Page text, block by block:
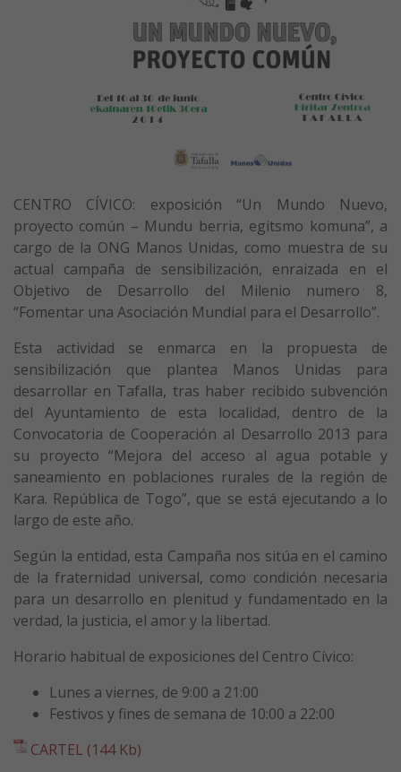
CENTRO CÍVICO: exposición “Un Mundo Nuevo,
proyecto común – Mundu berria, egitsmo komuna”, a
cargo de la ONG Manos Unidas, como muestra de su
actual campaña de sensibilización, enraizada en el
Objetivo de Desarrollo del Milenio numero 8,
“Fomentar una Asociación Mundial para el Desarrollo”.
Esta actividad se enmarca en la propuesta de
sensibilización que plantea Manos Unidas para
desarrollar en Tafalla, tras haber recibido subvención
del Ayuntamiento de esta localidad, dentro de la
Convocatoria de Cooperación al Desarrollo 2013 para
su proyecto “Mejora del acceso al agua potable y
saneamiento en poblaciones rurales de la región de
Kara. República de Togo”, que se está ejecutando a lo
largo de este año.
Según la entidad, esta Campaña nos sitúa en el camino
de la fraternidad universal, como condición necesaria
para un desarrollo en plenitud y fundamentado en la
verdad, la justicia, el amor y la libertad.
Horario habitual de exposiciones del Centro Cívico:
Lunes a viernes, de 9:00 a 21:00
Festivos y fines de semana de 10:00 a 22:00
CARTEL (144 Kb)